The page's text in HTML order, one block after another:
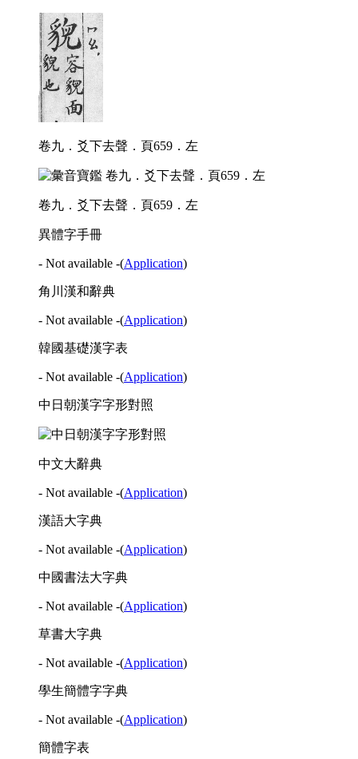
卷九．爻下去聲．頁659．左
卷九．爻下去聲．頁659．左
異體字手冊
- Not available -(Application)
角川漢和辭典
- Not available -(Application)
韓國基礎漢字表
- Not available -(Application)
中日朝漢字字形對照
中文大辭典
- Not available -(Application)
漢語大字典
- Not available -(Application)
中國書法大字典
- Not available -(Application)
草書大字典
- Not available -(Application)
學生簡體字字典
- Not available -(Application)
簡體字表